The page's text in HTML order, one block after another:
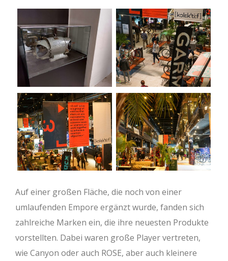
Auf einer großen Fläche, die noch von einer
umlaufenden Empore ergänzt wurde, fanden sich
zahlreiche Marken ein, die ihre neuesten Produkte
vorstellten. Dabei waren große Player vertreten,
wie Canyon oder auch ROSE, aber auch kleinere